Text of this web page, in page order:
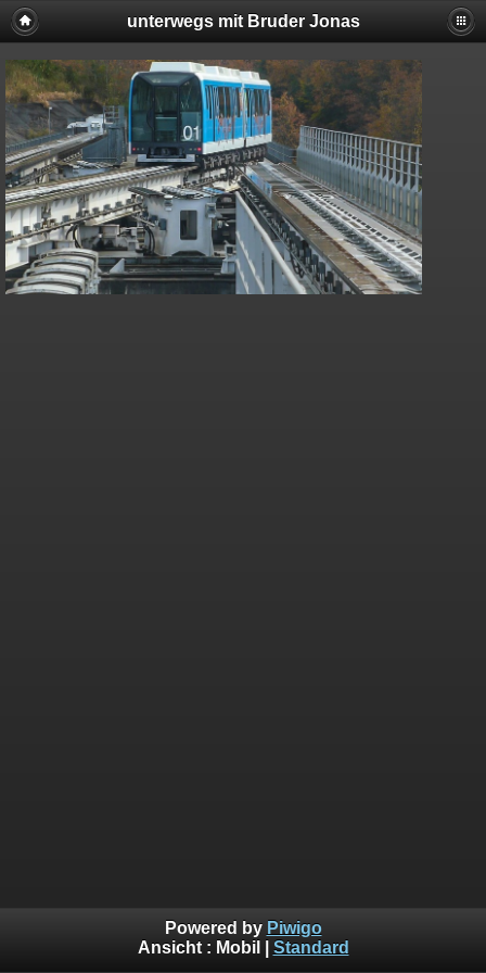
unterwegs mit Bruder Jonas
Powered by Piwigo
Ansicht : Mobil Standard